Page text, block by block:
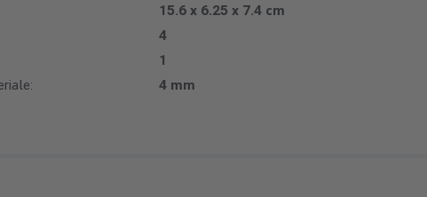
15.6 x 6.25 x 7.4 cm
4
1
4 mm